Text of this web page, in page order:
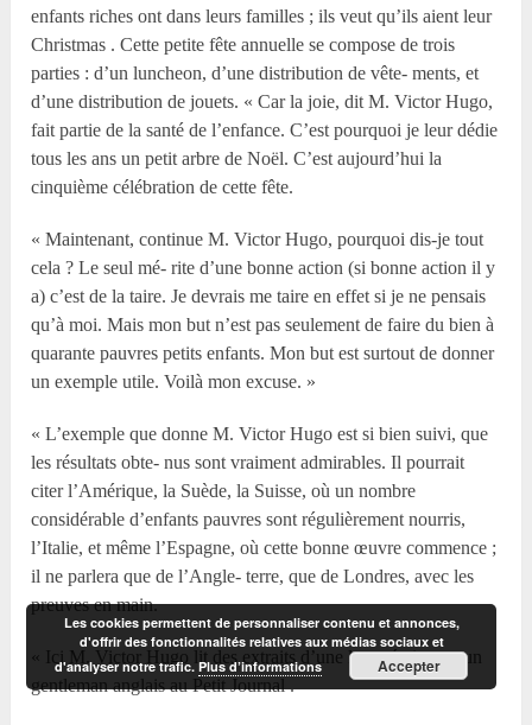
enfants riches ont dans leurs familles ; ils veut qu’ils aient leur
Christmas . Cette petite fête annuelle se compose de trois
parties : d’un luncheon, d’une distribution de vête- ments, et
d’une distribution de jouets. « Car la joie, dit M. Victor Hugo,
fait partie de la santé de l’enfance. C’est pourquoi je leur dédie
tous les ans un petit arbre de Noël. C’est aujourd’hui la
cinquième célébration de cette fête.
« Maintenant, continue M. Victor Hugo, pourquoi dis-je tout
cela ? Le seul mé- rite d’une bonne action (si bonne action il y
a) c’est de la taire. Je devrais me taire en effet si je ne pensais
qu’à moi. Mais mon but n’est pas seulement de faire du bien à
quarante pauvres petits enfants. Mon but est surtout de donner
un exemple utile. Voilà mon excuse. »
« L’exemple que donne M. Victor Hugo est si bien suivi, que
les résultats obte- nus sont vraiment admirables. Il pourrait
citer l’Amérique, la Suède, la Suisse, où un nombre
considérable d’enfants pauvres sont régulièrement nourris,
l’Italie, et même l’Espagne, où cette bonne œuvre commence ;
il ne parlera que de l’Angle- terre, que de Londres, avec les
preuves en main.
« Ici M. Victor Hugo lit des extraits d’une lettre écrite par un
gentleman anglais au Petit Journal .
Les cookies permettent de personnaliser contenu et annonces,
d'offrir des fonctionnalités relatives aux médias sociaux et
d'analyser notre trafic.Plus d’informations Accepter